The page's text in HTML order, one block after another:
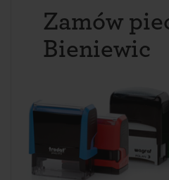
Zamów
Bieniewic